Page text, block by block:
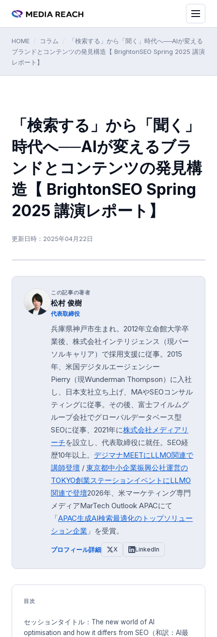
HOME コラム
「検索する」から「聞く」時代へ──AIが変える
ブランドとコンテンツの発見構造【 BrightonSEO Spring 2025 講演
レポート】
「検索する」から「聞く」
時代へ──AIが変えるブラ
ンドとコンテンツの発見構
造【 BrightonSEO Spring
2025 講演レポート】
更新日時： 2025年04月22日
この記事の著者
松村 俊樹
代表取締役
兵庫県神戸市生まれ。2012年立命館大学卒
業後、株式会社インテリジェンス（現パー
ソルキャリア）で採用支援に従事。2015
年、米国デジタルエージェンシー
Pierry（現Wunderman Thompson）に入社
し、日本支社立ち上げ、MAやSEOコンサル
ティングに従事。その後、富士フイルムグ
ループ会社でグローバルデータベース型
SEOに従事、2021年に株式会社メディアリ
ーチを設立し、代表取締役に就任。SEO経
歴10年以上。 デジマナMEETにLLMO関連で
講師登壇 / 東京都中小企業振興公社運営の
TOKYO創業ステーションイベントにLLMO
関連で登壇2026年、米マーケティング専門
メディアMarTech Outlook APACにて
「APAC生成AI検索最適化のトップソリュー
ション企業 」を受賞。
プロフィール詳細 X LinkedIn
目次
セッションタイトル：The new world of AI
optimisation and how it differs from SEO（和訳：AI最